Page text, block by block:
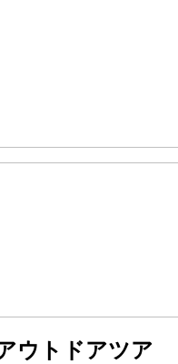
ウトドアツア